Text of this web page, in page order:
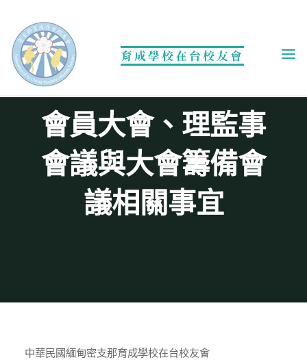
content
育成學校在台校友會
會員大會、理監事
會議與大會籌備會
議相關事宜
中華民國緬甸密支那育成學校在台校友會